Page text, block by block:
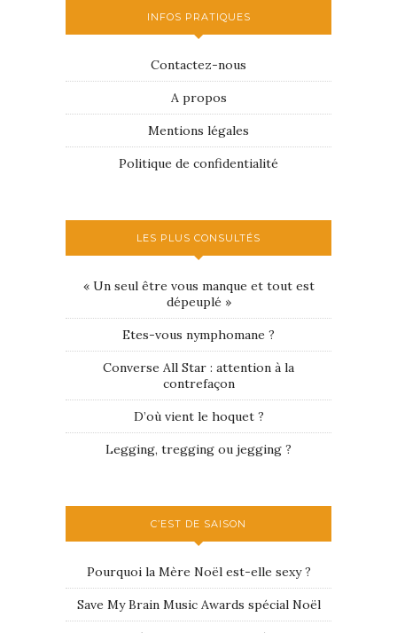
INFOS PRATIQUES
Contactez-nous
A propos
Mentions légales
Politique de confidentialité
LES PLUS CONSULTÉS
« Un seul être vous manque et tout est
dépeuplé »
Etes-vous nymphomane ?
Converse All Star : attention à la
contrefaçon
D’où vient le hoquet ?
Legging, tregging ou jegging ?
C’EST DE SAISON
Pourquoi la Mère Noël est-elle sexy ?
Save My Brain Music Awards spécial Noël